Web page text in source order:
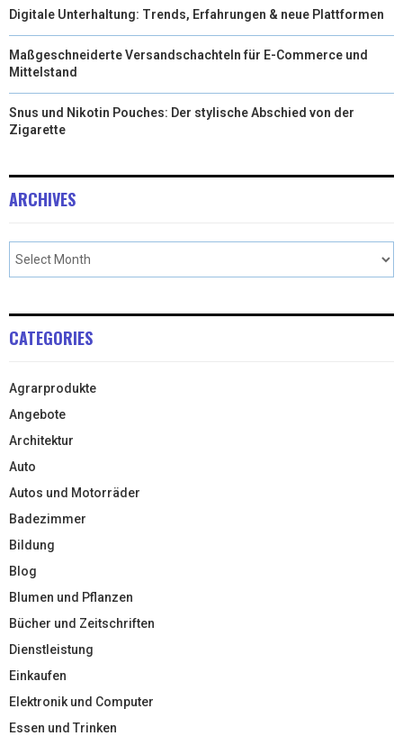
Digitale Unterhaltung: Trends, Erfahrungen & neue Plattformen
Maßgeschneiderte Versandschachteln für E-Commerce und
Mittelstand
Snus und Nikotin Pouches: Der stylische Abschied von der
Zigarette
ARCHIVES
CATEGORIES
Agrarprodukte
Angebote
Architektur
Auto
Autos und Motorräder
Badezimmer
Bildung
Blog
Blumen und Pflanzen
Bücher und Zeitschriften
Dienstleistung
Einkaufen
Elektronik und Computer
Essen und Trinken